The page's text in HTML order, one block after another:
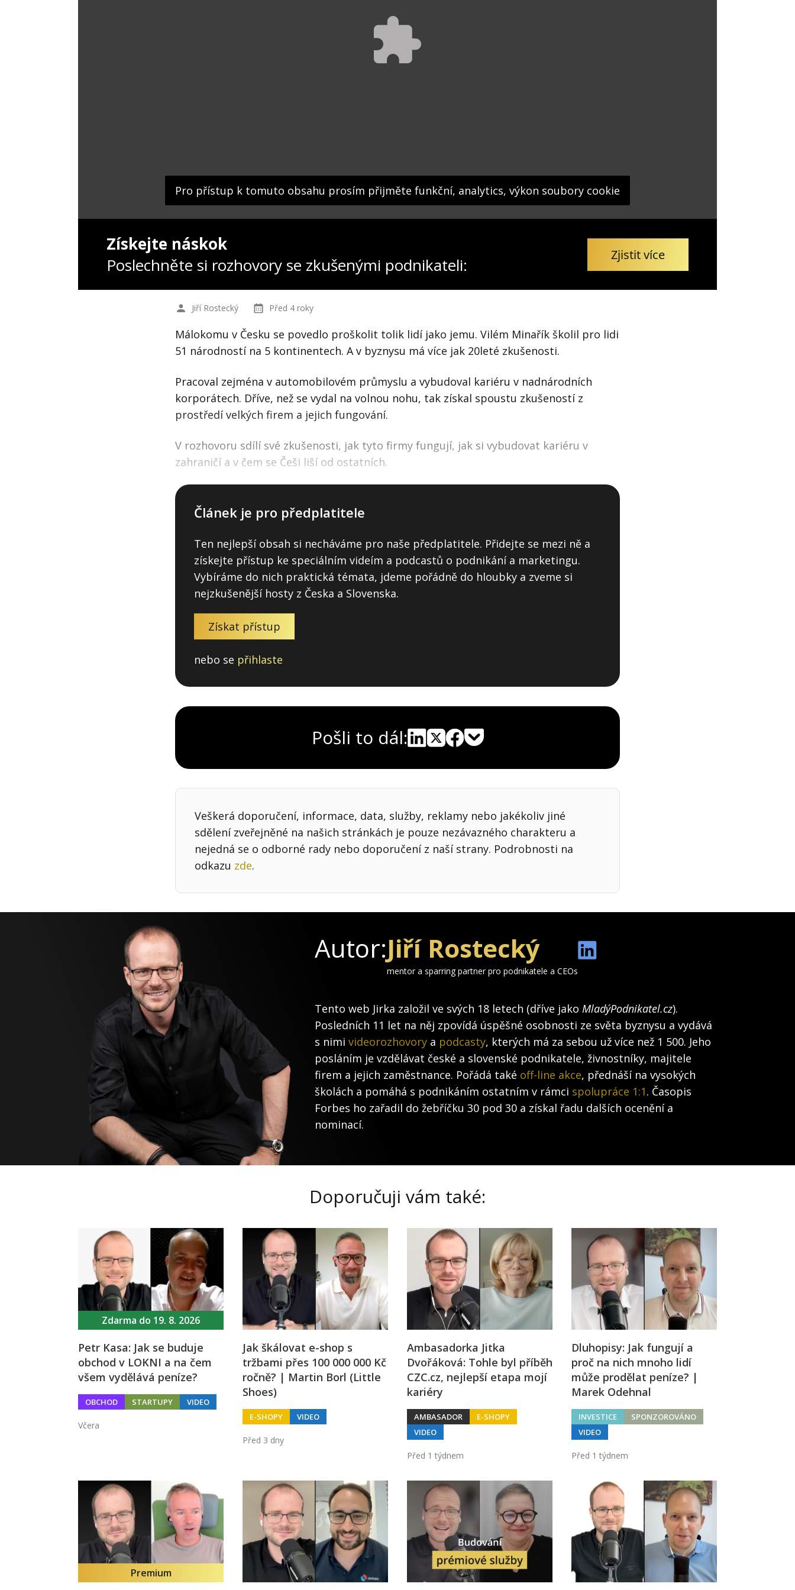
Pro přístup k tomuto obsahu prosím přijměte funkční, analytics, výkon soubory cookie
Získejte náskok
Poslechněte si rozhovory se zkušenými podnikateli:
Zjistit více
Jiří Rostecký Před 4 roky
Málokomu v Česku se povedlo proškolit tolik lidí jako jemu. Vilém Minařík školil pro lidi
51 národností na 5 kontinentech. A v byznysu má více jak 20leté zkušenosti.
Pracoval zejména v automobilovém průmyslu a vybudoval kariéru v nadnárodních
korporátech. Dříve, než se vydal na volnou nohu, tak získal spoustu zkušeností z
prostředí velkých firem a jejich fungování.
V rozhovoru sdílí své zkušenosti, jak tyto firmy fungují, jak si vybudovat kariéru v
zahraničí a v čem se Češi liší od ostatních.
Článek je pro předplatitele
Ten nejlepší obsah si necháváme pro naše předplatitele. Přidejte se mezi ně a
získejte přístup ke speciálním videím a podcastů o podnikání a marketingu.
Vybíráme do nich praktická témata, jdeme pořádně do hloubky a zveme si
nejzkušenější hosty z Česka a Slovenska.
Získat přístup
nebo se přihlaste
Pošli to dál:
Veškerá doporučení, informace, data, služby, reklamy nebo jakékoliv jiné
sdělení zveřejněné na našich stránkách je pouze nezávazného charakteru a
nejedná se o odborné rady nebo doporučení z naší strany. Podrobnosti na
odkazu zde.
Autor:Jiří Rostecký
mentor a sparring partner pro podnikatele a CEOs
Tento web Jirka založil ve svých 18 letech (dříve jako MladýPodnikatel.cz).
Posledních 11 let na něj zpovídá úspěšné osobnosti ze světa byznysu a vydává
s nimi videorozhovory a podcasty, kterých má za sebou už více než 1 500. Jeho
posláním je vzdělávat české a slovenské podnikatele, živnostníky, majitele
firem a jejich zaměstnance. Pořádá také off-line akce, přednáší na vysokých
školách a pomáhá s podnikáním ostatním v rámci spolupráce 1:1. Časopis
Forbes ho zařadil do žebříčku 30 pod 30 a získal řadu dalších ocenění a
nominací.
Doporučuji vám také:
Zdarma do 19. 8. 2026
Petr Kasa: Jak se buduje
obchod v LOKNI a na čem
všem vydělává peníze?
OBCHOD STARTUPY VIDEO
Včera
Jak škálovat e-shop s
tržbami přes 100 000 000 Kč
ročně? | Martin Borl (Little
Shoes)
E-SHOPY VIDEO
Před 3 dny
Ambasadorka Jitka
Dvořáková: Tohle byl příběh
CZC.cz, nejlepší etapa mojí
kariéry
AMBASADOR
E-SHOPY
VIDEO
Před 1 týdnem
Dluhopisy: Jak fungují a
proč na nich mnoho lidí
může prodělat peníze? |
Marek Odehnal
INVESTICE
SPONZOROVÁNO
VIDEO
Před 1 týdnem
Premium